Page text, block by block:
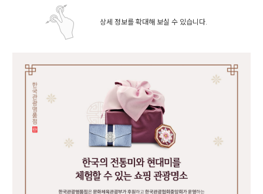
상세 정보를 확대해 보실 수 있습니다.